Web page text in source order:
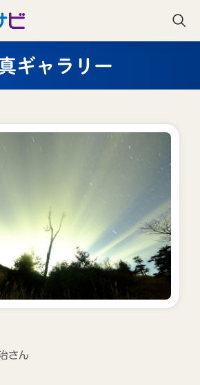
ギャラリー
さん